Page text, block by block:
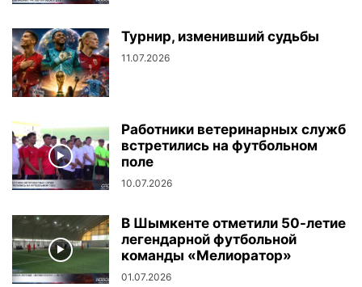
Турнир, изменивший судьбы
11.07.2026
Работники ветеринарных служб
встретились на футбольном
поле
10.07.2026
В Шымкенте отметили 50-летие
легендарной футбольной
команды «Мелиоратор»
01.07.2026